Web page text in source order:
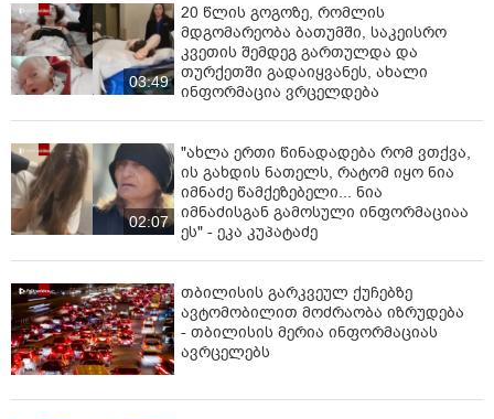
03:49
20 წლის გოგოზე, რომლის
მდგომარეობა ბათუმში, საკეისრო
კვეთის შემდეგ გართულდა და
თურქეთში გადაიყვანეს, ახალი
ინფორმაცია ვრცელდება
02:07
"ახლა ერთი წინადადება რომ ვთქვა,
ის გახდის ნათელს, რატომ იყო ნია
იმნაძე წამქეზებელი... ნია
იმნაძისგან გამოსული ინფორმაციაა
ეს" - ეკა კუპატაძე
თბილისის გარკვეულ ქუჩებზე
ავტომობილით მოძრაობა იზრუდება
- თბილისის მერია ინფორმაციას
ავრცელებს